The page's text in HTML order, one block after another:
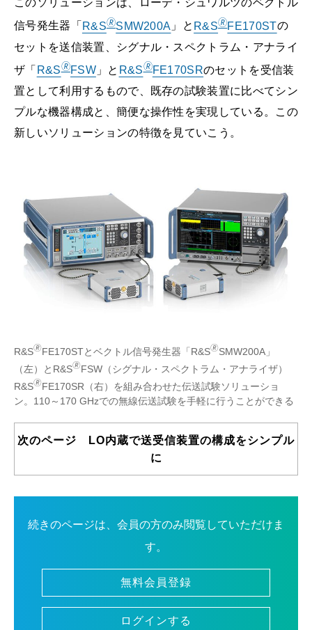
このソリューションは、ローデ・シュワルツのベクトル
信号発生器「 R&S🄬SMW200A 」と R&S🄬FE170STの
セットを送信装置、シグナル・スペクトラム・アナライ
ザ「 R&S🄬FSW」と R&S🄬FE170SRのセットを受信装
置として利用するもので、既存の試験装置に比べてシン
プルな機器構成と、簡便な操作性を実現している。この
新しいソリューションの特徴を見ていこう。
R&S🄬FE170STとベクトル信号発生器「R&S🄬SMW200A」
（左）とR&S🄬FSW（シグナル・スペクトラム・アナライザ）
R&S🄬FE170SR（右）を組み合わせた伝送試験ソリューショ
ン。110～170 GHzでの無線伝送試験を手軽に行うことができる
次のページ LO内蔵で送受信装置の構成をシンプル
に
続きのページは、会員の方のみ閲覧していただけま
す。
無料会員登録
ログインする